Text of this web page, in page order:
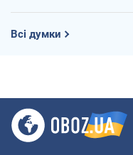
Всі думки